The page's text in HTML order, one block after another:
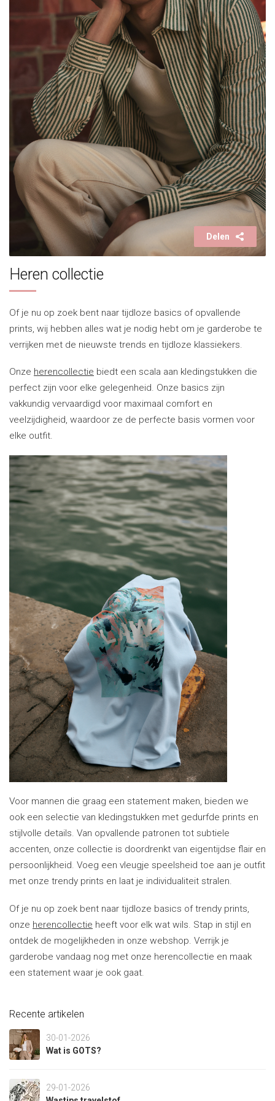
Delen
Heren collectie
Of je nu op zoek bent naar tijdloze basics of opvallende
prints, wij hebben alles wat je nodig hebt om je garderobe te
verrijken met de nieuwste trends en tijdloze klassiekers.
Onze herencollectie biedt een scala aan kledingstukken die
perfect zijn voor elke gelegenheid. Onze basics zijn
vakkundig vervaardigd voor maximaal comfort en
veelzijdigheid, waardoor ze de perfecte basis vormen voor
elke outfit.
Voor mannen die graag een statement maken, bieden we
ook een selectie van kledingstukken met gedurfde prints en
stijlvolle details. Van opvallende patronen tot subtiele
accenten, onze collectie is doordrenkt van eigentijdse flair en
persoonlijkheid. Voeg een vleugje speelsheid toe aan je outfit
met onze trendy prints en laat je individualiteit stralen.
Of je nu op zoek bent naar tijdloze basics of trendy prints,
onze herencollectie heeft voor elk wat wils. Stap in stijl en
ontdek de mogelijkheden in onze webshop. Verrijk je
garderobe vandaag nog met onze herencollectie en maak
een statement waar je ook gaat.
Recente artikelen
30-01-2026
Wat is GOTS?
29-01-2026